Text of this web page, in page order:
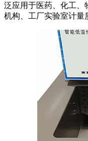
泛应用于医药、化工、
机构、工厂实验室计量